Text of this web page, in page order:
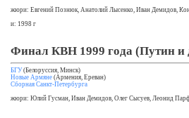
жюри: Евгений Познюк, Анатолий Лысенко, Иван Демидов,
и: 1998 г
Финал КВН 1999 года (Путин и
БГУ(Белоруссия, Минск)
Новые Армяне (Армения, Ереван)
Сборная Санкт-Петербурга
жюри: Юлий Гусман, Иван Демидов, Олег Сысуев, Леонид